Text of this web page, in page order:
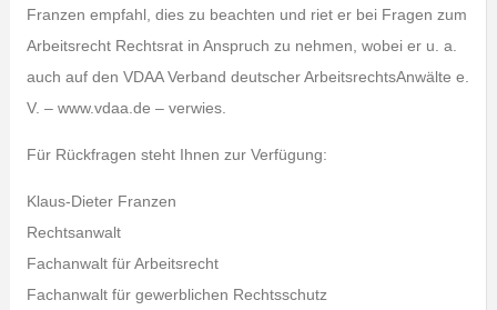
Franzen empfahl, dies zu beachten und riet er bei Fragen zum
Arbeitsrecht Rechtsrat in Anspruch zu nehmen, wobei er u. a.
auch auf den VDAA Verband deutscher ArbeitsrechtsAnwälte e.
V. – www.vdaa.de – verwies.
Für Rückfragen steht Ihnen zur Verfügung:
Klaus-Dieter Franzen
Rechtsanwalt
Fachanwalt für Arbeitsrecht
Fachanwalt für gewerblichen Rechtsschutz